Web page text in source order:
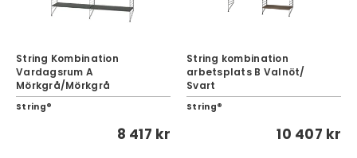
String Kombination
Vardagsrum A
Mörkgrå/Mörkgrå
String®
8 417 kr
String kombination
arbetsplats B Valnöt/
Svart
String®
10 407 kr